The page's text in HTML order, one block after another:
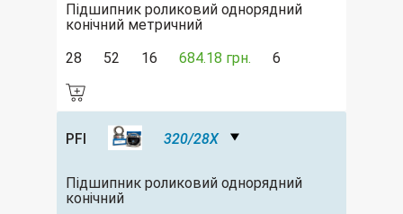
Підшипник роликовий однорядний
конічний метричний
28
52 16 684.18 грн. 6
PFI 320/28X
Підшипник роликовий однорядний
конічний